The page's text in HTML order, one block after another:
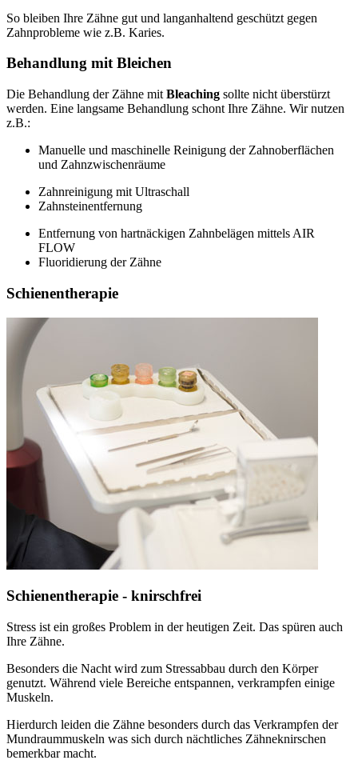
So bleiben Ihre Zähne gut und langanhaltend geschützt gegen
Zahnprobleme wie z.B. Karies.
Behandlung mit Bleichen
Die Behandlung der Zähne mit Bleaching sollte nicht überstürzt
werden. Eine langsame Behandlung schont Ihre Zähne. Wir nutzen
z.B.:
Manuelle und maschinelle Reinigung der Zahnoberflächen
und Zahnzwischenräume
Zahnreinigung mit Ultraschall
Zahnsteinentfernung
Entfernung von hartnäckigen Zahnbelägen mittels AIR
FLOW
Fluoridierung der Zähne
Schienentherapie
Schienentherapie - knirschfrei
Stress ist ein großes Problem in der heutigen Zeit. Das spüren auch
Ihre Zähne.
Besonders die Nacht wird zum Stressabbau durch den Körper
genutzt. Während viele Bereiche entspannen, verkrampfen einige
Muskeln.
Hierdurch leiden die Zähne besonders durch das Verkrampfen der
Mundraummuskeln was sich durch nächtliches Zähneknirschen
bemerkbar macht.